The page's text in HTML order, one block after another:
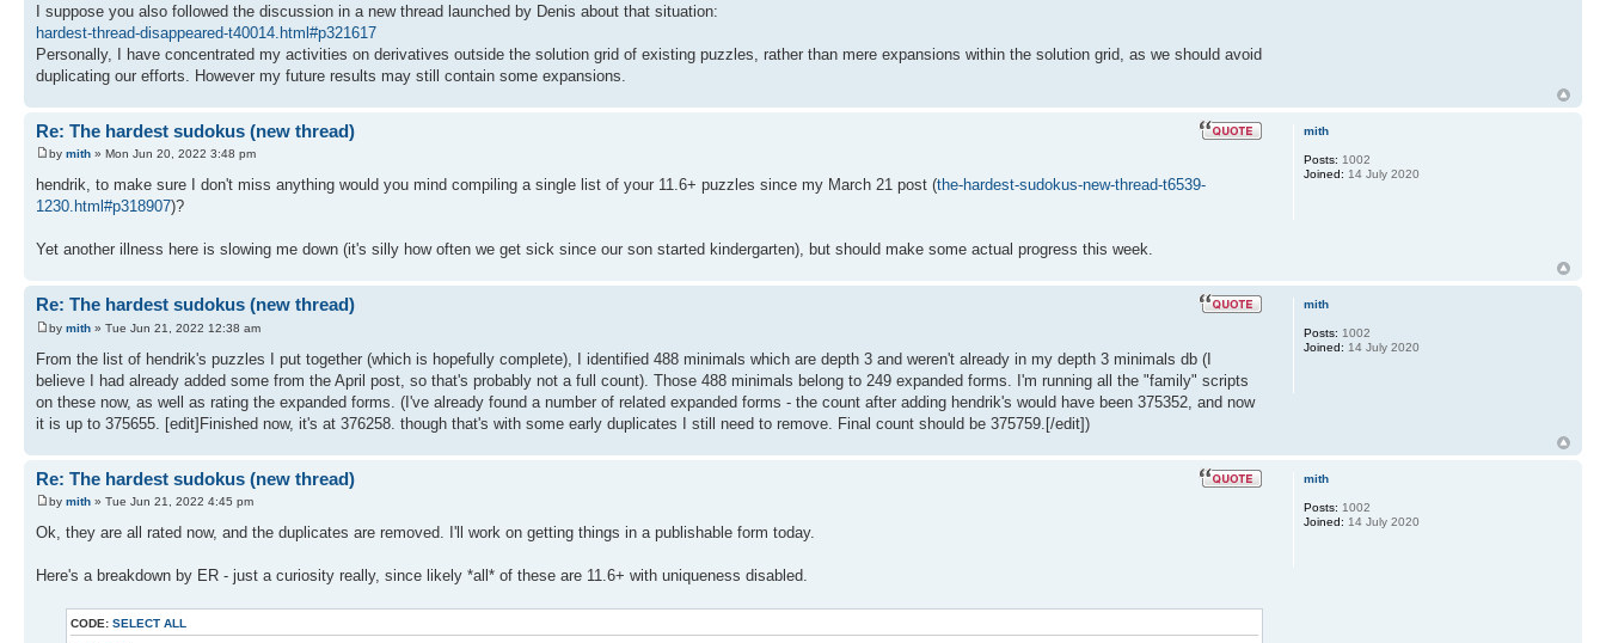
I suppose you also followed the discussion in a new thread launched by Denis about that situation:
hardest-thread-disappeared-t40014.html#p321617
Personally, I have concentrated my activities on derivatives outside the solution grid of existing puzzles, rather than mere expansions within the solution grid, as we should avoid
duplicating our efforts. However my future results may still contain some expansions.
Re: The hardest sudokus (new thread)
by mith » Mon Jun 20, 2022 3:48 pm
hendrik, to make sure I don't miss anything would you mind compiling a single list of your 11.6+ puzzles since my March 21 post (the-hardest-sudokus-new-thread-t6539-
1230.html#p318907)?
Yet another illness here is slowing me down (it's silly how often we get sick since our son started kindergarten), but should make some actual progress this week.
mith
Posts: 1002
Joined: 14 July 2020
Re: The hardest sudokus (new thread)
by mith » Tue Jun 21, 2022 12:38 am
From the list of hendrik's puzzles I put together (which is hopefully complete), I identified 488 minimals which are depth 3 and weren't already in my depth 3 minimals db (I
believe I had already added some from the April post, so that's probably not a full count). Those 488 minimals belong to 249 expanded forms. I'm running all the "family" scripts
on these now, as well as rating the expanded forms. (I've already found a number of related expanded forms - the count after adding hendrik's would have been 375352, and now
it is up to 375655. [edit]Finished now, it's at 376258. though that's with some early duplicates I still need to remove. Final count should be 375759.[/edit])
mith
Posts: 1002
Joined: 14 July 2020
Re: The hardest sudokus (new thread)
by mith » Tue Jun 21, 2022 4:45 pm
Ok, they are all rated now, and the duplicates are removed. I'll work on getting things in a publishable form today.
Here's a breakdown by ER - just a curiosity really, since likely *all* of these are 11.6+ with uniqueness disabled.
CODE: SELECT ALL
mith
Posts: 1002
Joined: 14 July 2020